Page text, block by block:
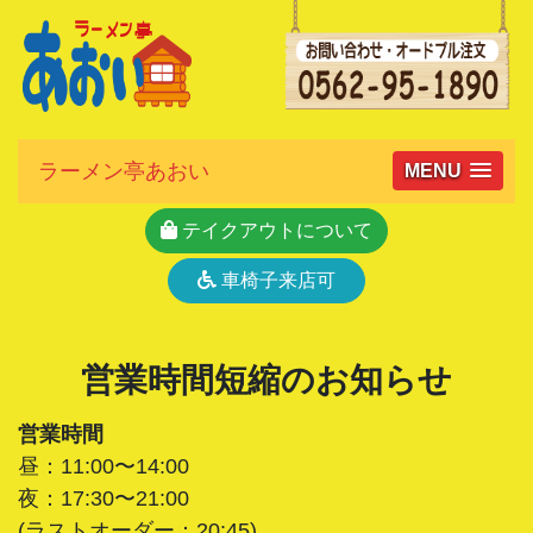
ラーメン亭あおい MENU
テイクアウトについて
車椅子来店可
営業時間短縮のお知らせ
営業時間
昼：11:00〜14:00
夜：17:30〜21:00